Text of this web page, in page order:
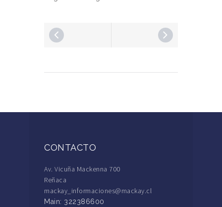
CONTACTO
Av. Vicuña Mackenna 700
Reñaca
mackay_informaciones@mackay.cl
Main: 322386600